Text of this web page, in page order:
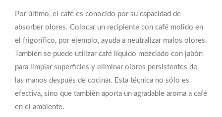
Por último, el café es conocido por su capacidad de
absorber olores. Colocar un recipiente con café molido en
el frigorífico, por ejemplo, ayuda a neutralizar malos olores.
También se puede utilizar café líquido mezclado con jabón
para limpiar superficies y eliminar olores persistentes de
las manos después de cocinar. Esta técnica no sólo es
efectiva, sino que también aporta un agradable aroma a café
en el ambiente.